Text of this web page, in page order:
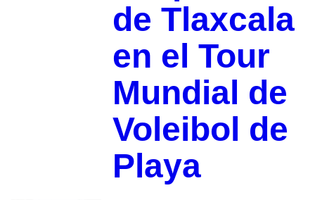
de Tlaxcala
en el Tour
Mundial de
Voleibol de
Playa